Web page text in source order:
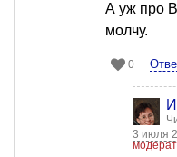
А уж про
молчу.
0
3 июля